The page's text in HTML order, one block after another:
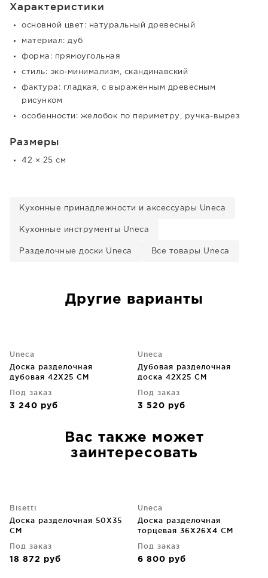
Характеристики
основной цвет: натуральный древесный
материал: дуб
форма: прямоугольная
стиль: эко-минимализм, скандинавский
фактура: гладкая, с выраженным древесным
рисунком
особенности: желобок по периметру, ручка-вырез
Размеры
42 × 25 см
Кухонные принадлежности и аксессуары Uneca
Кухонные инструменты Uneca
Разделочные доски Uneca Все товары Uneca
Другие варианты
Uneca
Доска разделочная
дубовая 42X25 CM
Под заказ
3 240 руб
Uneca
Дубовая разделочная
доска 42X25 CM
Под заказ
3 520 руб
Вас также может
заинтересовать
Bisetti
Доска разделочная 50X35
CM
Под заказ
18 872 руб
Uneca
Доска разделочная
торцевая 36X26X4 CM
Под заказ
6 800 руб